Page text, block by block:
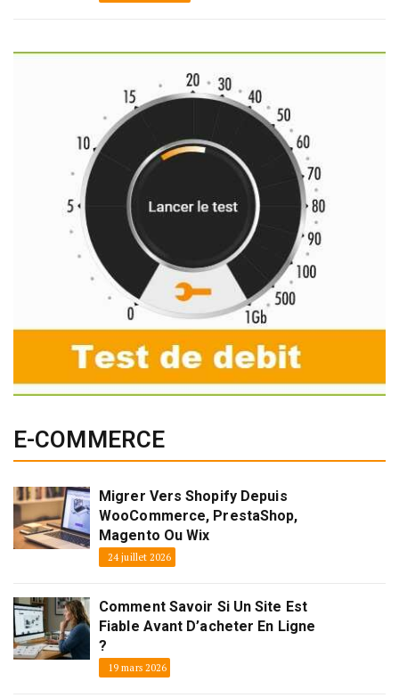
E-COMMERCE
Migrer Vers Shopify Depuis
WooCommerce, PrestaShop,
Magento Ou Wix
24 juillet 2026
Comment Savoir Si Un Site Est
Fiable Avant D’acheter En Ligne
?
19 mars 2026